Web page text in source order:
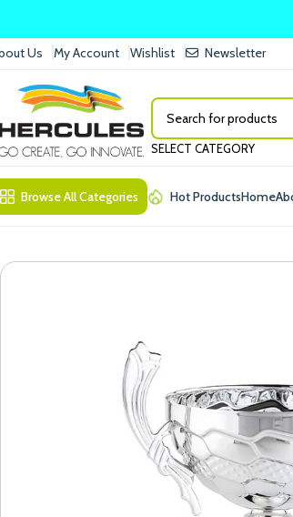
Us My Account Wishlist Newsletter
SELECT CATEGORY
Browse All Categories Hot ProductsHome